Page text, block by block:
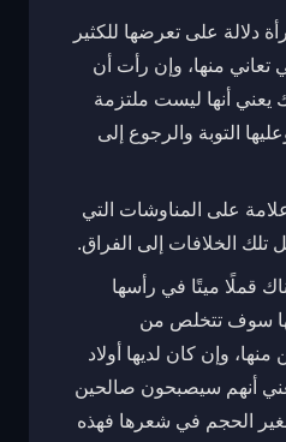
دلالة على تعرضها للكثير
تعاني منها، وإن رأت أن
أنها ليست ملتزمة
التوبة والرجوع إلى
على المناوشات التي
تلك الخلافات إلى الفراق.
قملًا ميتًا في رأسها
سوف تتخلص من
وإن كان لديها أولاد
أنهم سيصبحون صالحين
الحجم في شعرها فهذه